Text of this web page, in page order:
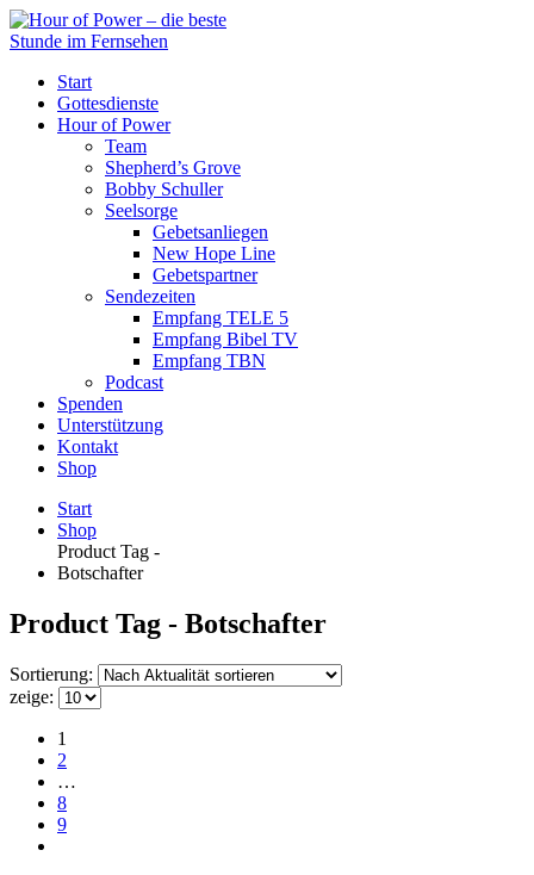
Start
Gottesdienste
Hour of Power
Team
Shepherd’s Grove
Bobby Schuller
Seelsorge
Gebetsanliegen
New Hope Line
Gebetspartner
Sendezeiten
Empfang TELE 5
Empfang Bibel TV
Empfang TBN
Podcast
Spenden
Unterstützung
Kontakt
Shop
Start
Shop
Product Tag -
Botschafter
Product Tag - Botschafter
Sortierung:
zeige:
1
2
…
8
9